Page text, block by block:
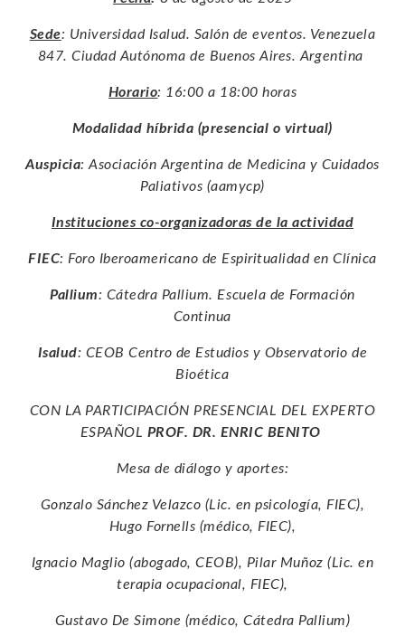
Sede: Universidad Isalud. Salón de eventos. Venezuela
847. Ciudad Autónoma de Buenos Aires. Argentina
Horario: 16:00 a 18:00 horas
Modalidad híbrida (presencial o virtual)
Auspicia: Asociación Argentina de Medicina y Cuidados
Paliativos (aamycp)
Instituciones co-organizadoras de la actividad
FIEC: Foro Iberoamericano de Espiritualidad en Clínica
Pallium: Cátedra Pallium. Escuela de Formación
Continua
Isalud: CEOB Centro de Estudios y Observatorio de
Bioética
CON LA PARTICIPACIÓN PRESENCIAL DEL EXPERTO
ESPAÑOL PROF. DR. ENRIC BENITO
Mesa de diálogo y aportes:
Gonzalo Sánchez Velazco (Lic. en psicología, FIEC),
Hugo Fornells (médico, FIEC),
Ignacio Maglio (abogado, CEOB), Pilar Muñoz (Lic. en
terapia ocupacional, FIEC),
Gustavo De Simone (médico, Cátedra Pallium)